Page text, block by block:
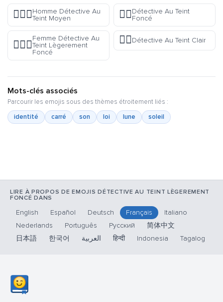
🕵🏽‍♂️Homme Détective Au
Teint Moyen
🕵🏿Détective Au Teint
Foncé
🕵🏾‍♀️
Femme Détective Au
Teint Lègerement
Foncé
🕵🏻Détective Au Teint Clair
Mots-clés associés
Parcourir les emojis sous des thèmes étroitement liés :
identité
carré son loi lune soleil
LIRE À PROPOS DE EMOJIS DÉTECTIVE AU TEINT LÈGEREMENT
FONCÉ DANS
English Español Deutsch Français
Italiano
Nederlands
Português Русский
简体中文
日本語
한국어 العربية हिन्दी Indonesia Tagalog